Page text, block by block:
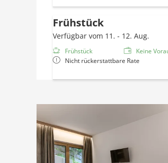
Frühstück
Verfügbar vom 11. - 12. Aug.
Frühstück
Keine
Nicht rückerstattbare Rate